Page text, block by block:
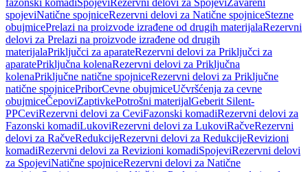
fazonski komadiSpojeviRezervni delovi za SpojeviZavareni
spojeviNatične spojniceRezervni delovi za Natične spojniceStezne
obujmicePrelazi na proizvode izrađene od drugih materijalaRezervni
delovi za Prelazi na proizvode izrađene od drugih
materijalaPriključci za aparateRezervni delovi za Priključci za
aparatePriključna kolenaRezervni delovi za Priključna
kolenaPriključne natične spojniceRezervni delovi za Priključne
natične spojnicePriborCevne obujmiceUčvršćenja za cevne
obujmiceČepoviZaptivkePotrošni materijalGeberit Silent-
PPCeviRezervni delovi za CeviFazonski komadiRezervni delovi za
Fazonski komadiLukoviRezervni delovi za LukoviRačveRezervni
delovi za RačveRedukcijeRezervni delovi za RedukcijeRevizioni
komadiRezervni delovi za Revizioni komadiSpojeviRezervni delovi
za SpojeviNatične spojniceRezervni delovi za Natične